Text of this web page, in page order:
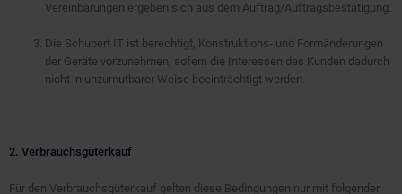
Vereinbarungen ergeben sich aus dem Auftrag/Auftragsbestätigung.
Die Schubert IT ist berechtigt, Konstruktions- und Formänderungen
der Geräte vorzunehmen, sofern die Interessen des Kunden dadurch
nicht in unzumutbarer Weise beeinträchtigt werden.
2. Verbrauchsgüterkauf
Für den Verbrauchsgüterkauf gelten diese Bedingungen nur mit folgender